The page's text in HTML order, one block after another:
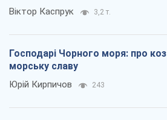
Віктор Каспрук 3,2 т.
Господарі Чорного моря: про
морську славу
Юрій Кирпичов 243